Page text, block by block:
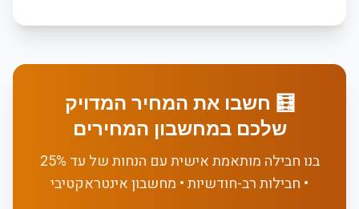
🧮 חשבו את המחיר המדויק
שלכם במחשבון המחירים
בנו חבילה מותאמת אישית עם הנחות של עד 25%
• חבילות רב-חודשיות • מחשבון אינטראקטיבי